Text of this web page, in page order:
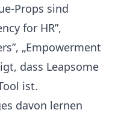
Props sind
for HR”,
„Empowerment
dass Leapsome
ist.
davon lernen